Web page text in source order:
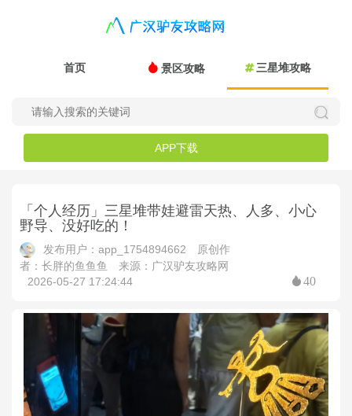
首页 景区攻略 三星堆攻略
APP下载
「个人经历」三星堆带娃避雷天热、人多、小心
野导、没好吃的！
发布用户：app_1754894662
原创作
者：长胖的鱼鱼鱼
来源：广汉驴友攻略网
2026-05-27 17:24:44
40